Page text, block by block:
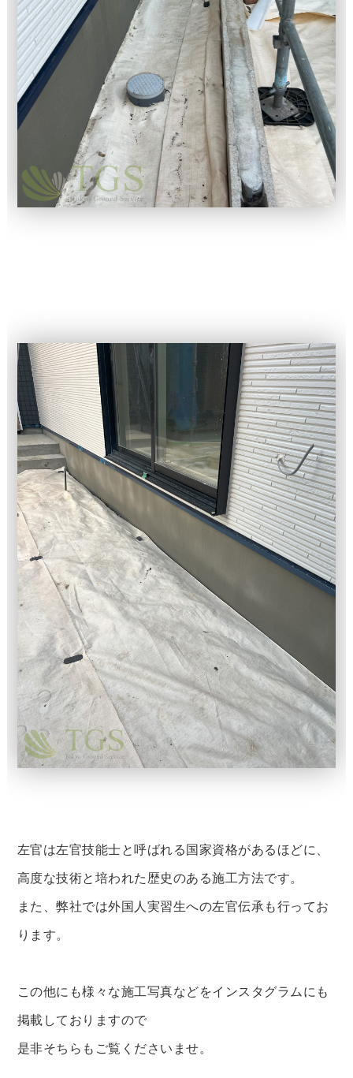
左官は左官技能士と呼ばれる国家資格があるほどに、
高度な技術と培われた歴史のある施工方法です。
また、弊社では外国人実習生への左官伝承も行ってお
ります。
この他にも様々な施工写真などをインスタグラムにも
掲載しておりますので
是非そちらもご覧くださいませ。